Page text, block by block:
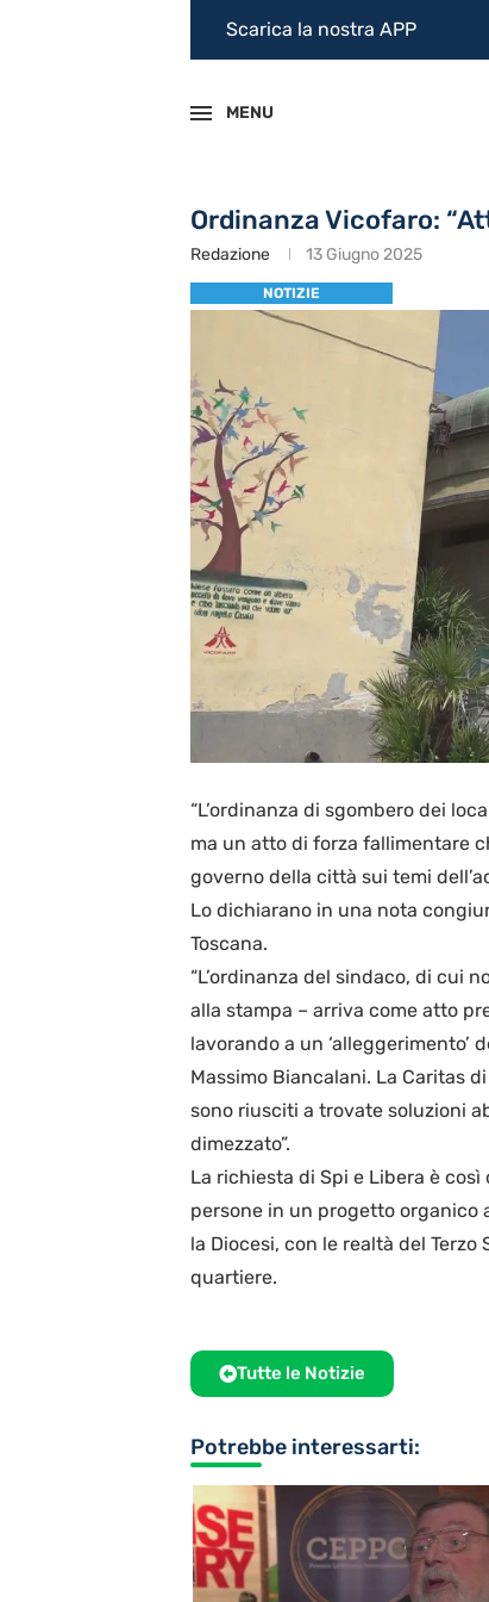
Scarica la nostra APP
MENU
Ordinanza Vicofaro:
Redazione 13 Giugno 2025
NOTIZIE
“L’ordinanza di sgombero dei
ma un atto di forza fallimentare
governo della città sui temi
Lo dichiarano in una nota
Toscana.
“L’ordinanza del sindaco, di cui
alla stampa – arriva come atto
lavorando a un ‘alleggerimento’
Massimo Biancalani. La Caritas
sono riusciti a trovate soluzioni
dimezzato”.
La richiesta di Spi e Libera è
persone in un progetto organico
la Diocesi, con le realtà del
quartiere.
Tutte le Notizie
Potrebbe interessarti: